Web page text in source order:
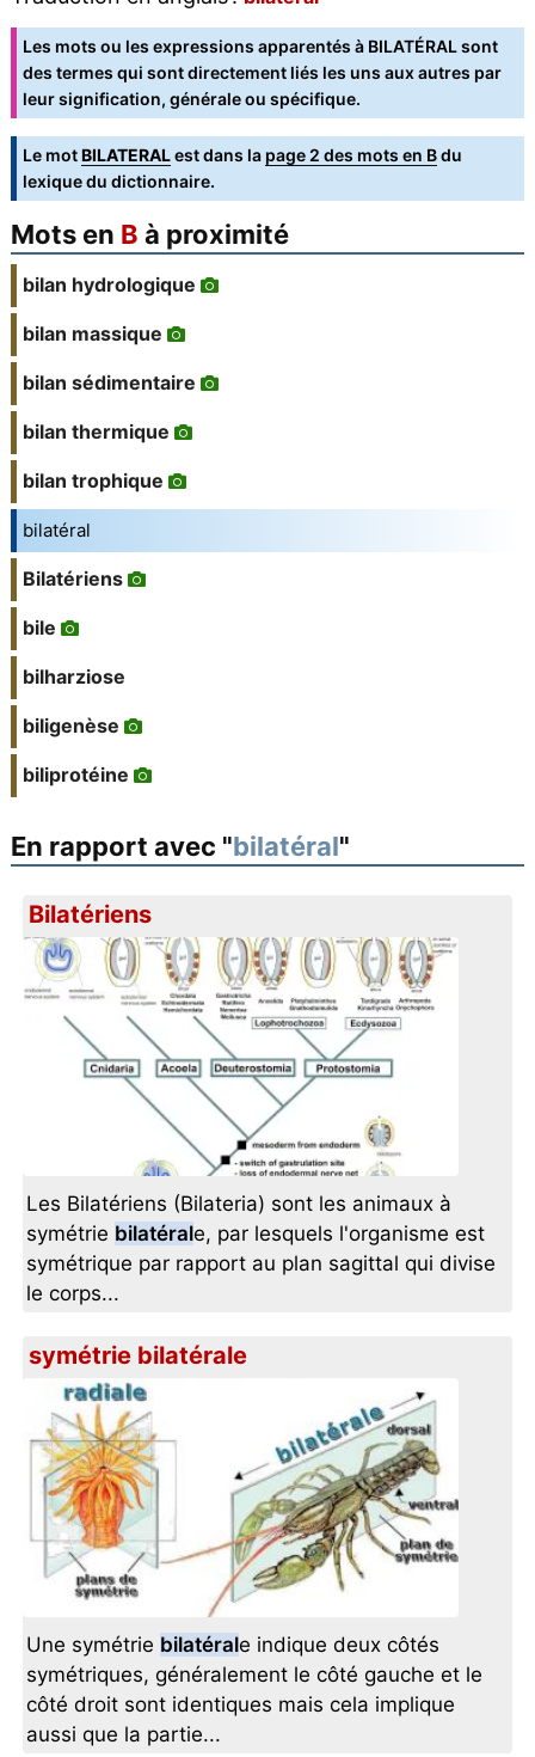
Les mots ou les expressions apparentés à BILATÉRAL sont
des termes qui sont directement liés les uns aux autres par
leur signification, générale ou spécifique.
Le motBILATERALest dans la page 2 des mots en Bdu
lexique du dictionnaire.
Mots en B à proximité
bilan hydrologique
bilan massique
bilan sédimentaire
bilan thermique
bilan trophique
bilatéral
Bilatériens
bile
bilharziose
biligenèse
biliprotéine
En rapport avec "bilatéral"
Bilatériens
Les Bilatériens (Bilateria) sont les animaux à
symétrie bilatérale, par lesquels l'organisme est
symétrique par rapport au plan sagittal qui divise
le corps...
symétrie bilatérale
Une symétrie bilatérale indique deux côtés
symétriques, généralement le côté gauche et le
côté droit sont identiques mais cela implique
aussi que la partie...